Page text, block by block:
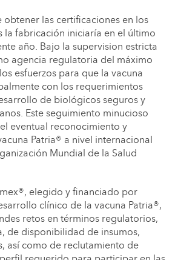
obtener las certificaciones en los
la fabricación iniciaría en el último
año. Bajo la supervision estricta
agencia regulatoria del máximo
esfuerzos para que la vacuna
con los requerimientos
de biológicos seguros y
Este seguimiento minucioso
eventual reconocimiento y
Patria® a nivel internacional
Mundial de la Salud
elegido y financiado por
clínico de la vacuna Patria®,
retos en términos regulatorios,
de disponibilidad de insumos,
así como de reclutamiento de